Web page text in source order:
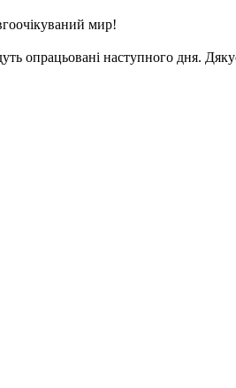
мир!
опрацьовані наступного дня.